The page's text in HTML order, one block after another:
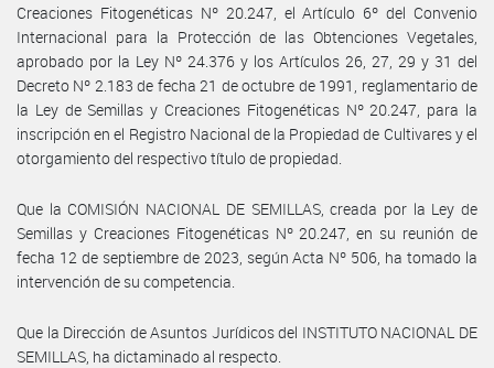
Creaciones Fitogenéticas Nº 20.247, el Artículo 6º del Convenio
Internacional para la Protección de las Obtenciones Vegetales,
aprobado por la Ley Nº 24.376 y los Artículos 26, 27, 29 y 31 del
Decreto Nº 2.183 de fecha 21 de octubre de 1991, reglamentario de
la Ley de Semillas y Creaciones Fitogenéticas Nº 20.247, para la
inscripción en el Registro Nacional de la Propiedad de Cultivares y el
otorgamiento del respectivo título de propiedad.
Que la COMISIÓN NACIONAL DE SEMILLAS, creada por la Ley de
Semillas y Creaciones Fitogenéticas Nº 20.247, en su reunión de
fecha 12 de septiembre de 2023, según Acta Nº 506, ha tomado la
intervención de su competencia.
Que la Dirección de Asuntos Jurídicos del INSTITUTO NACIONAL DE
SEMILLAS, ha dictaminado al respecto.